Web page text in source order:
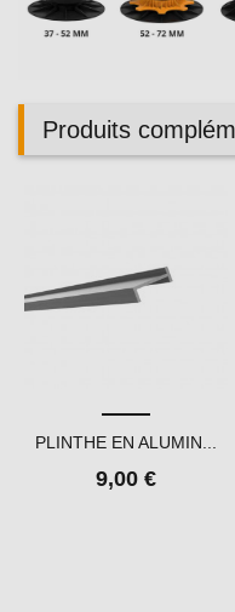
Produits
PLINTHE EN ALUMIN...
9,00 €